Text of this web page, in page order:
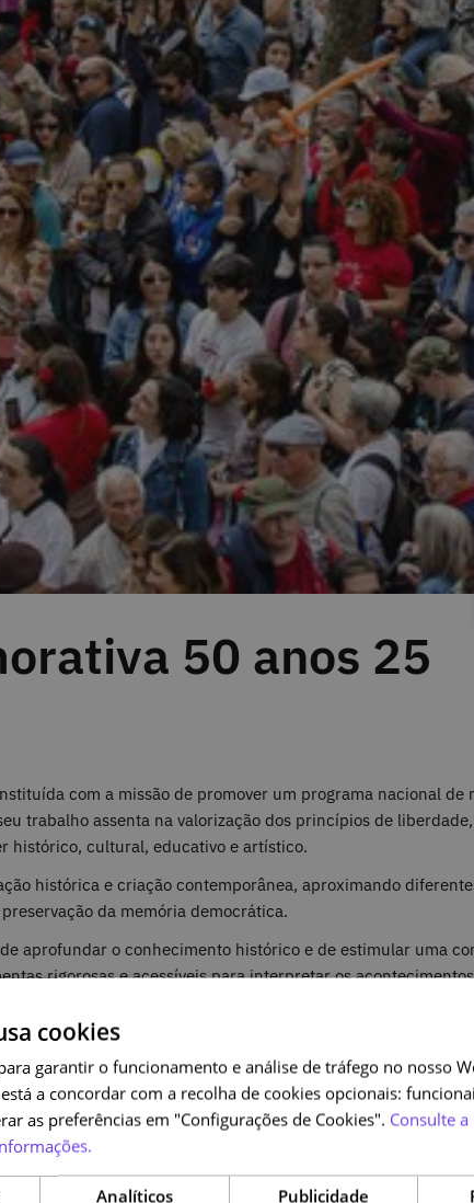
50 anos 25
com a missão de promover um programa nacional
trabalho assenta na valorização dos princípios de
histórico, cultural, educativo e artístico.
histórica e criação contemporânea, aproximando
da memória democrática.
aprofundar o conhecimento histórico e de estimular uma
rigorosas e acessíveis para interpretar os
e ativa.
missao/
Outras edições
cookies
garantir o funcionamento e análise de tráfego no nosso
a concordar com a recolha de cookies opcionais:
as preferências em "Configurações de Cookies". Consulte
Analíticos Publicidade